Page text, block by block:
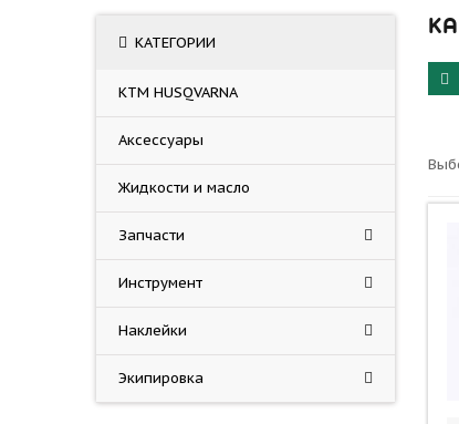
КАТЕГОРИИ
KTM HUSQVARNA
Аксессуары
Жидкости и масло
Запчасти
Инструмент
Наклейки
Экипировка